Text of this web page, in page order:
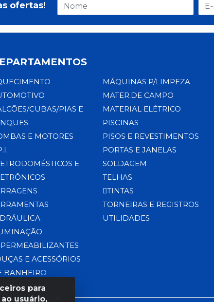
para
usuário,
ofertas!
CUBAS/PIAS E
E MOTORES
E
E ACESSÓRIOS
BANHEIRO
MÁQUINAS P/LIMPEZA
MATER.DE CAMPO
MATERIAL ELÉTRICO
PISCINAS
PISOS E REVESTIMENTOS
PORTAS E JANELAS
SOLDAGEM
TELHAS
TINTAS
TORNEIRAS E REGISTROS
UTILIDADES